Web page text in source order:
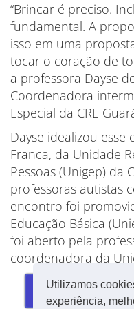
Utilizamos
experiência,
“Brincar é preciso.
fundamental. A
isso em uma
tocar o coração de
a professora Dayse
Coordenadora
Especial da CRE
Dayse idealizou esse
Franca, da Unidade
Pessoas (Unigep) da
professoras autistas
encontro foi
Educação Básica
foi aberto pela
coordenadora da